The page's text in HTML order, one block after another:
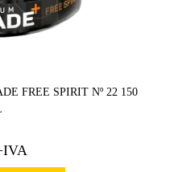
FREE SPIRIT Nº 22 150